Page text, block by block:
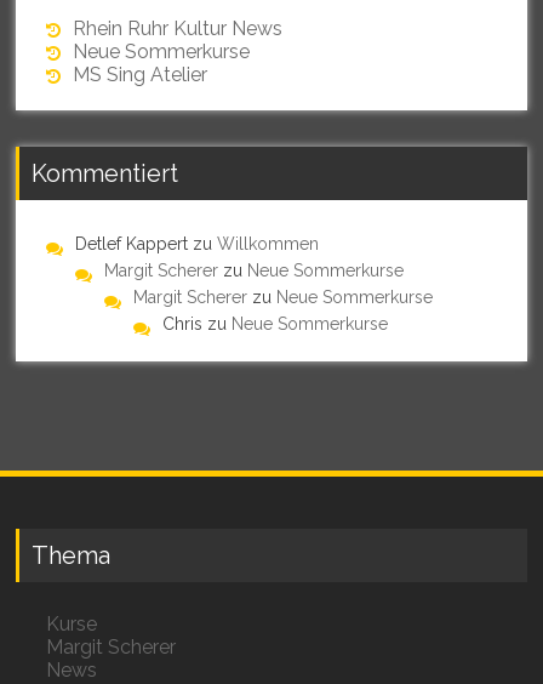
Rhein Ruhr Kultur News
Neue Sommerkurse
MS Sing Atelier
Kommentiert
Detlef Kappert zuWillkommen
Margit Scherer zu Neue Sommerkurse
Margit Scherer zu Neue Sommerkurse
Chris zu Neue Sommerkurse
Thema
Kurse
Margit Scherer
News